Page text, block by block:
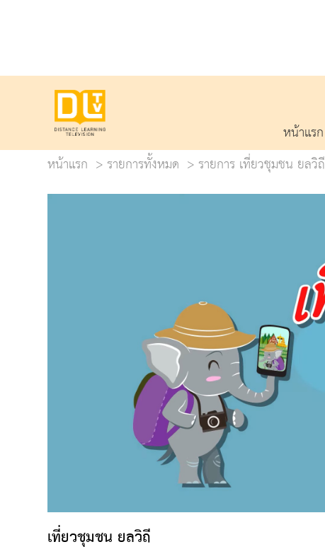
หน้าแรก
หน้าแรก
รายการทั้งหมด รายการ เที่ยวชุมชน ยลวิถี
เที่ยวชุมชน ยลวิถี